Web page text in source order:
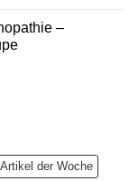
–
Artikel der Woche